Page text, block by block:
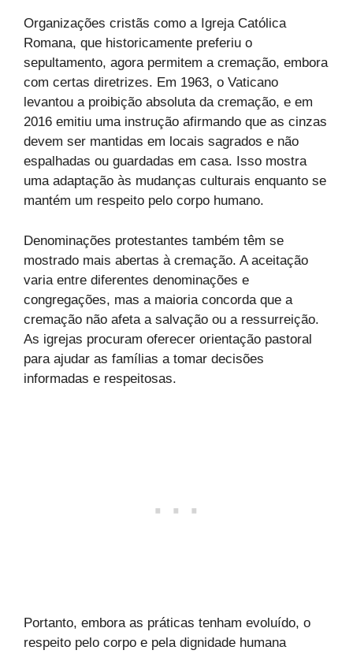
Organizações cristãs como a Igreja Católica
Romana, que historicamente preferiu o
sepultamento, agora permitem a cremação, embora
com certas diretrizes. Em 1963, o Vaticano
levantou a proibição absoluta da cremação, e em
2016 emitiu uma instrução afirmando que as cinzas
devem ser mantidas em locais sagrados e não
espalhadas ou guardadas em casa. Isso mostra
uma adaptação às mudanças culturais enquanto se
mantém um respeito pelo corpo humano.
Denominações protestantes também têm se
mostrado mais abertas à cremação. A aceitação
varia entre diferentes denominações e
congregações, mas a maioria concorda que a
cremação não afeta a salvação ou a ressurreição.
As igrejas procuram oferecer orientação pastoral
para ajudar as famílias a tomar decisões
informadas e respeitosas.
Portanto, embora as práticas tenham evoluído, o
respeito pelo corpo e pela dignidade humana